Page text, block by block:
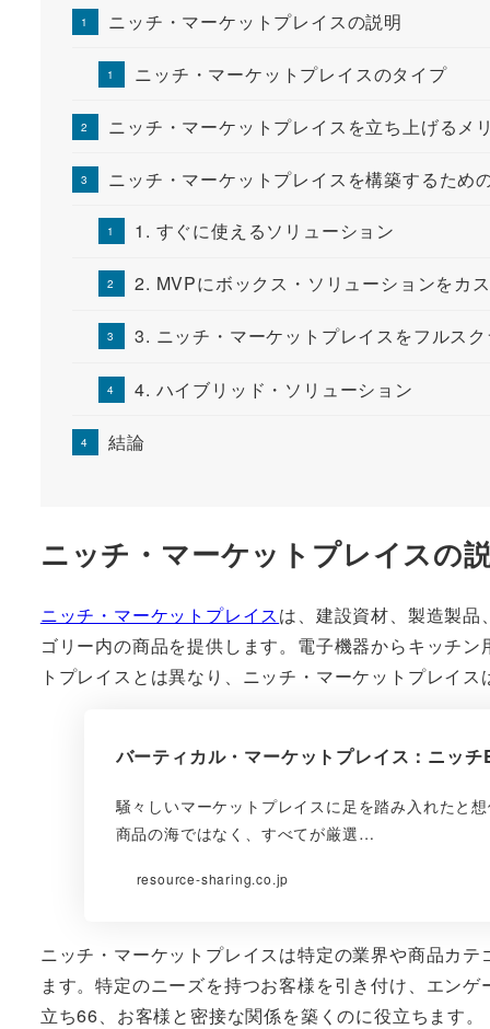
ニッチ・マーケットプレイスの説明
ニッチ・マーケットプレイスのタイプ
ニッチ・マーケットプレイスを立ち上げるメ
ニッチ・マーケットプレイスを構築するため
1. すぐに使えるソリューション
2. MVPにボックス・ソリューションをカ
3. ニッチ・マーケットプレイスをフルス
4. ハイブリッド・ソリューション
結論
ニッチ・マーケットプレイスの
ニッチ・マーケットプレイスは、建設資材、製造製
ゴリー内の商品を提供します。電子機器からキッチ
トプレイスとは異なり、ニッチ・マーケットプレイ
バーティカル・マーケットプレイス：ニッ
騒々しいマーケットプレイスに足を踏み入れたと
商品の海ではなく、すべてが厳選…
resource-sharing.co.jp
ニッチ・マーケットプレイスは特定の業界や商品カ
ます。特定のニーズを持つお客様を引き付け、エン
立ち66、お客様と密接な関係を築くのに役立ちます。